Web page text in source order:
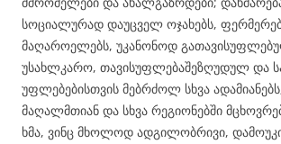
სოციალურად დაუცველ ოჯახებს,
მაღაროელებს, უკანონოდ
უსახლკარო, თავისუფლებაშეზღუდულ და
უფლებებისთვის მებრძოლ სხვა
მაღალმთიან და სხვა რეგიონებში
ხმა, ვინც მხოლოდ ადგილობრივი,